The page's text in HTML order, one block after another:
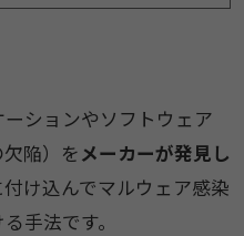
ションやソフトウェア
欠陥）を​​メーカーが発見し
け込んでマルウェア感染
手法です。​